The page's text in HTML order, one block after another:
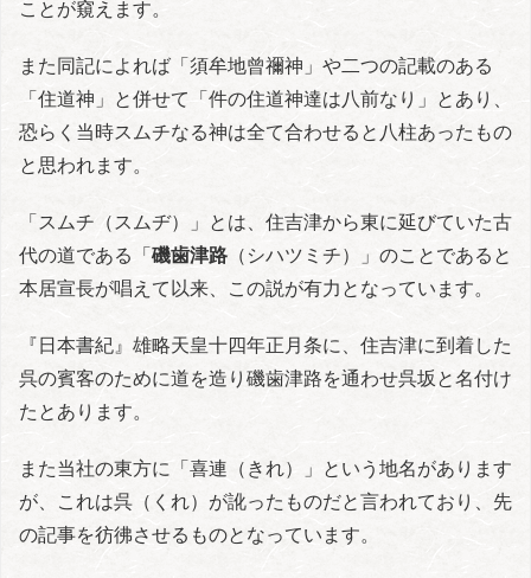
ことが窺えます。
また同記によれば「須牟地曾禰神」や二つの記載のある
「住道神」と併せて「件の住道神達は八前なり」とあり、
恐らく当時スムチなる神は全て合わせると八柱あったもの
と思われます。
「スムチ（スムヂ）」とは、住吉津から東に延びていた古
代の道である「磯歯津路 （シハツミチ）」のことであると
本居宣長が唱えて以来、この説が有力となっています。
『日本書紀』雄略天皇十四年正月条に、住吉津に到着した
呉の賓客のために道を造り磯歯津路を通わせ呉坂と名付け
たとあります。
また当社の東方に「喜連（きれ）」という地名があります
が、これは呉（くれ）が訛ったものだと言われており、先
の記事を彷彿させるものとなっています。